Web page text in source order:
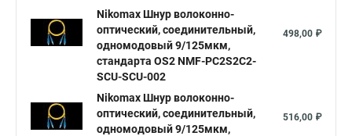
Nikomax Шнур волоконно-
оптический, соединительный,
одномодовый 9/125мкм,
стандарта OS2 NMF-PC2S2C2-
SCU-SCU-002
498,00 ₽
Nikomax Шнур волоконно-
оптический, соединительный,
одномодовый 9/125мкм,
516,00 ₽